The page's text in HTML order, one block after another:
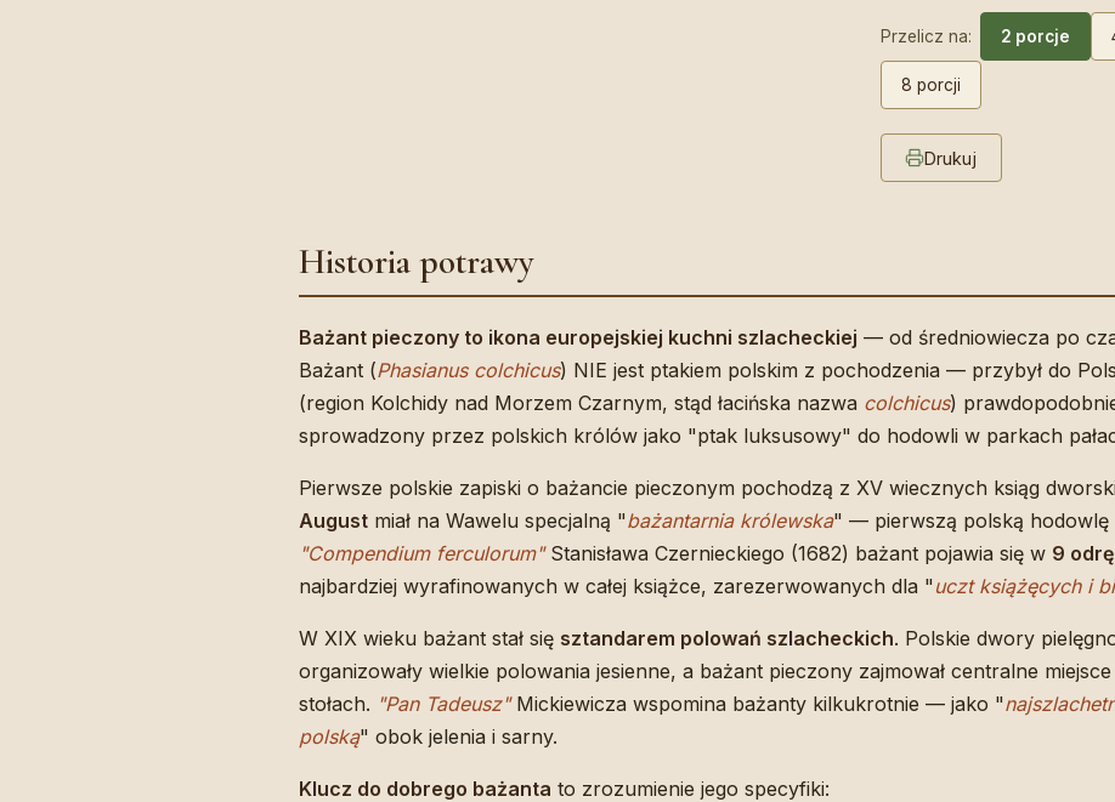
Przelicz na: 2 porcje
8 porcji
Drukuj
Historia potrawy
Bażant pieczony to ikona europejskiej kuchni szlacheckiej — od średniowiecza po
Bażant (Phasianus colchicus) NIE jest ptakiem polskim z pochodzenia — przybył do
(region Kolchidy nad Morzem Czarnym, stąd łacińska nazwa colchicus)
sprowadzony przez polskich królów jako "ptak luksusowy" do hodowli w parkach
Pierwsze polskie zapiski o bażancie pieczonym pochodzą z XV wiecznych ksiąg
August miał na Wawelu specjalną "bażantarnia królewska" — pierwszą polską hodowlę
"Compendium ferculorum"Stanisława Czernieckiego (1682) bażant pojawia się w 9
najbardziej wyrafinowanych w całej książce, zarezerwowanych dla " uczt książęcych i
W XIX wieku bażant stał się sztandarem polowań szlacheckich. Polskie dwory
organizowały wielkie polowania jesienne, a bażant pieczony zajmował centralne
stołach. "Pan Tadeusz"Mickiewicza wspomina bażanty kilkukrotnie — jako "
polską" obok jelenia i sarny.
Klucz do dobrego bażanta to zrozumienie jego specyfiki: